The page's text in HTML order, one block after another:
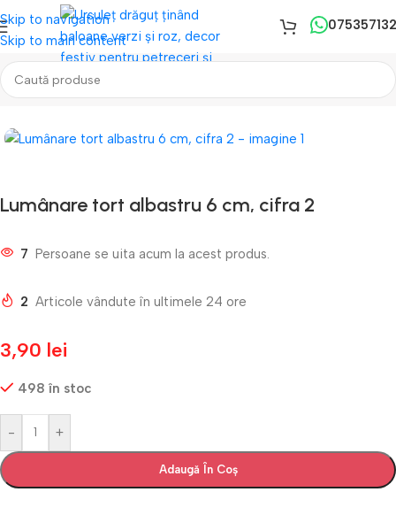
Skip to navigation
Skip to main content
Prima pagină/Lumanari Tort/Lumanari Mici
Lumânare tort albastru 6 cm, cifra 2
7 Persoane se uita acum la acest produs.
2 Articole vândute în ultimele 24 ore
3,90 lei
498 în stoc
- +
Adaugă În Coș